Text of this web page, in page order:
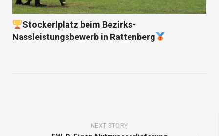
Stockerlplatz beim Bezirks-
Nassleistungsbewerb in Rattenberg
NEXT STORY